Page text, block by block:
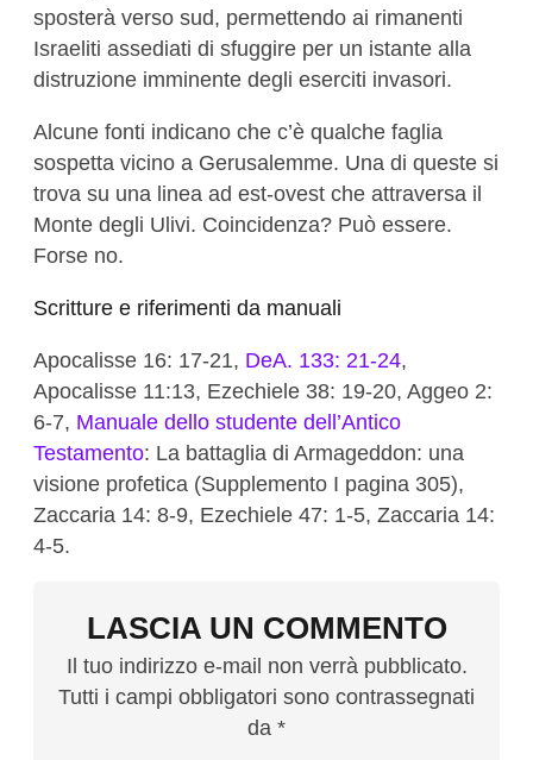
sposterà verso sud, permettendo ai rimanenti
Israeliti assediati di sfuggire per un istante alla
distruzione imminente degli eserciti invasori.
Alcune fonti indicano che c’è qualche faglia
sospetta vicino a Gerusalemme. Una di queste si
trova su una linea ad est-ovest che attraversa il
Monte degli Ulivi. Coincidenza? Può essere.
Forse no.
Scritture e riferimenti da manuali
Apocalisse 16: 17-21, DeA. 133: 21-24,
Apocalisse 11:13, Ezechiele 38: 19-20, Aggeo 2:
6-7, Manuale dello studente dell’Antico
Testamento: La battaglia di Armageddon: una
visione profetica (Supplemento I pagina 305),
Zaccaria 14: 8-9, Ezechiele 47: 1-5, Zaccaria 14:
4-5.
LASCIA UN COMMENTO
Il tuo indirizzo e-mail non verrà pubblicato.
Tutti i campi obbligatori sono contrassegnati
da *